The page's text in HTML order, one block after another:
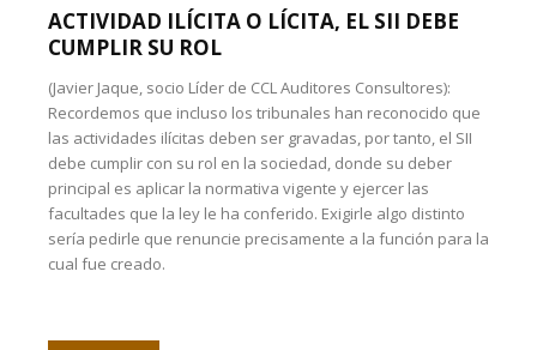
ACTIVIDAD ILÍCITA O LÍCITA, EL SII DEBE
CUMPLIR SU ROL
(Javier Jaque, socio Líder de CCL Auditores Consultores):
Recordemos que incluso los tribunales han reconocido que
las actividades ilícitas deben ser gravadas, por tanto, el SII
debe cumplir con su rol en la sociedad, donde su deber
principal es aplicar la normativa vigente y ejercer las
facultades que la ley le ha conferido. Exigirle algo distinto
sería pedirle que renuncie precisamente a la función para la
cual fue creado.